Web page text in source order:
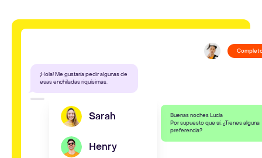
Sarah
Henry
¡Hola! Me gustaría pedir algunas de
esas enchiladas riquísimas.
Buenas noches Lucía
Por supuesto que sí. ¿Tienes alguna
preferencia?